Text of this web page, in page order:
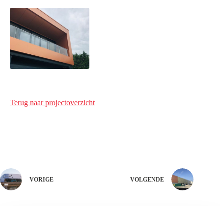
Terug naar projectoverzicht
VORIGE VOLGENDE